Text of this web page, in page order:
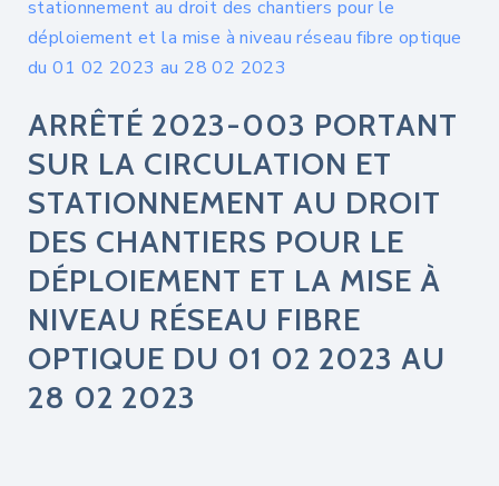
stationnement au droit des chantiers pour le
déploiement et la mise à niveau réseau fibre optique
du 01 02 2023 au 28 02 2023
ARRÊTÉ 2023-003 PORTANT
SUR LA CIRCULATION ET
STATIONNEMENT AU DROIT
DES CHANTIERS POUR LE
DÉPLOIEMENT ET LA MISE À
NIVEAU RÉSEAU FIBRE
OPTIQUE DU 01 02 2023 AU
28 02 2023